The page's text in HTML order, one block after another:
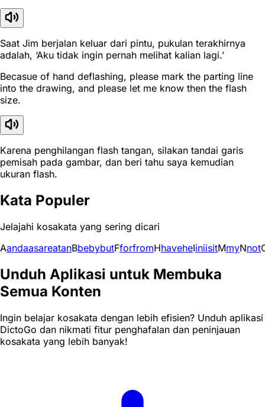
Saat Jim berjalan keluar dari pintu, pukulan terakhirnya
adalah, ‘Aku tidak ingin pernah melihat kalian lagi.’
Becasue of hand deflashing, please mark the parting line
into the drawing, and please let me know then the flash
size.
Karena penghilangan flash tangan, silakan tandai garis
pemisah pada gambar, dan beri tahu saya kemudian
ukuran flash.
Kata Populer
Jelajahi kosakata yang sering dicari
AandaasareatanBbebybutFforfromHhaveheIiniisitMmyNnot
Unduh Aplikasi untuk Membuka
Semua Konten
Ingin belajar kosakata dengan lebih efisien? Unduh aplikasi
DictoGo dan nikmati fitur penghafalan dan peninjauan
kosakata yang lebih banyak!